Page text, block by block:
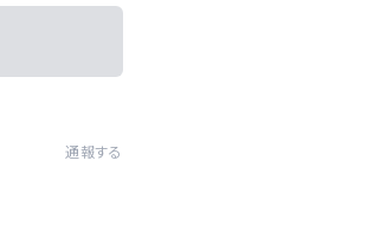
通報する